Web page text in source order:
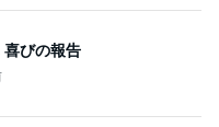
喜びの報告